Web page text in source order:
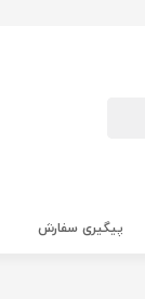
پیگیری سفارش